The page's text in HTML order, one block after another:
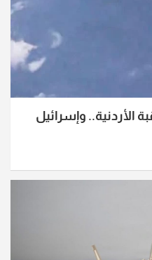
الأردنية.. وإسرائيل